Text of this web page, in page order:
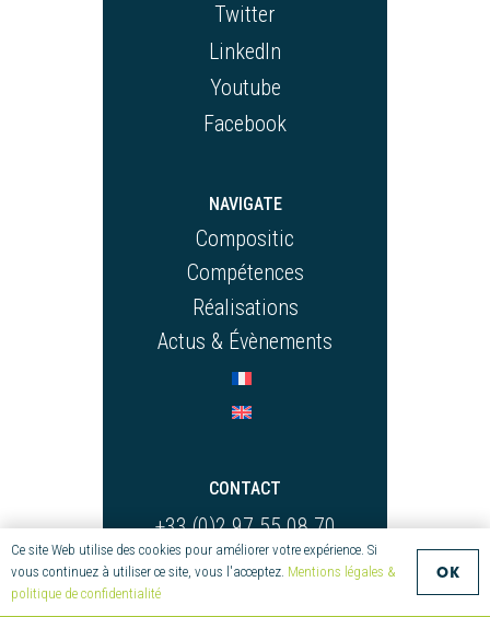
Twitter
LinkedIn
Youtube
Facebook
NAVIGATE
Compositic
Compétences
Réalisations
Actus & Évènements
CONTACT
+33 (0)2 97 55 08 70
compositic@univ-
ubs.fr
Ce site Web utilise des cookies pour améliorer votre expérience. Si
vous continuez à utiliser ce site, vous l'acceptez. Mentions légales &
politique de confidentialité
OK